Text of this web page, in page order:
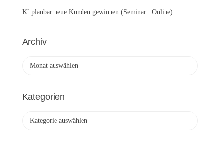
KI planbar neue Kunden gewinnen (Seminar | Online)
Archiv
h
Kategorien